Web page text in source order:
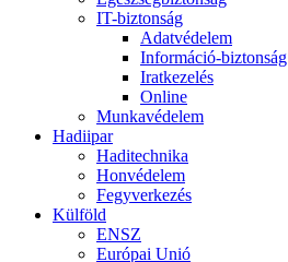
IT-biztonság
Adatvédelem
Információ-biztonság
Iratkezelés
Online
Munkavédelem
Hadiipar
Haditechnika
Honvédelem
Fegyverkezés
Külföld
ENSZ
Európai Unió